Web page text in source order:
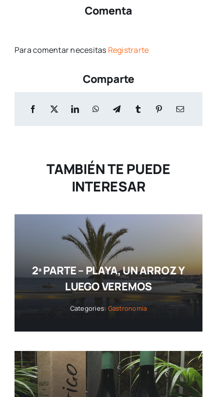
Comenta
Para comentar necesitas Registrarte
Comparte
TAMBIÉN TE PUEDE
INTERESAR
2ª PARTE – PLAYA, UN ARROZ Y
LUEGO VEREMOS
Categories: Gastronomía